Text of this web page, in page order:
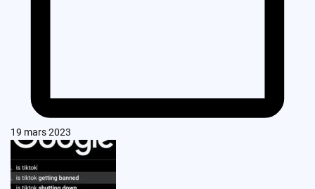
19 mars 2023